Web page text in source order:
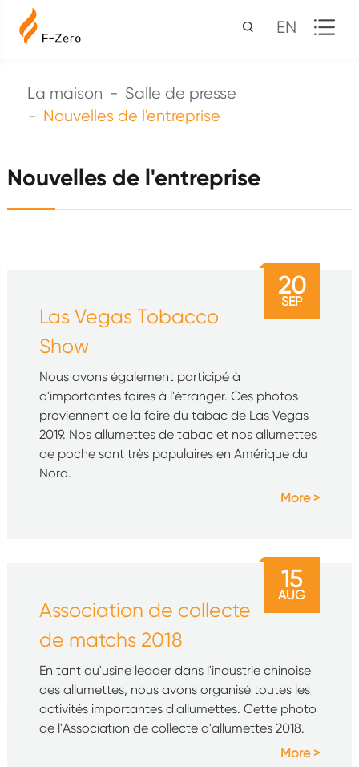
EN
La maison
Salle de presse
Nouvelles de l'entreprise
Nouvelles de l'entreprise
Las Vegas Tobacco
Show
Nous avons également participé à
d'importantes foires à l'étranger. Ces photos
proviennent de la foire du tabac de Las Vegas
2019. Nos allumettes de tabac et nos allumettes
de poche sont très populaires en Amérique du
Nord.
More
20
SEP
Association de collecte
de matchs 2018
En tant qu'usine leader dans l'industrie chinoise
des allumettes, nous avons organisé toutes les
activités importantes d'allumettes. Cette photo
de l'Association de collecte d'allumettes 2018.
More
15
AUG